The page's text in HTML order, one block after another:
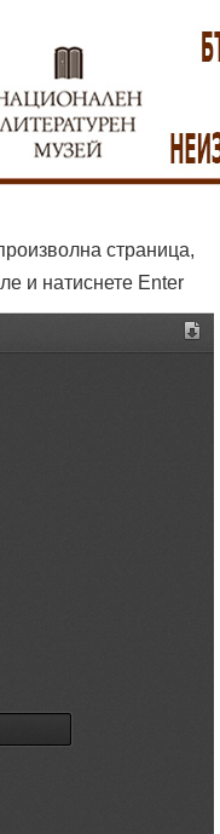
страница,
и натиснете Enter